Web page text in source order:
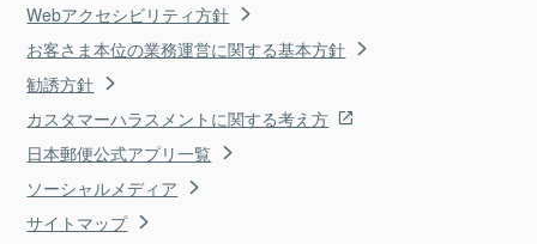
Webアクセシビリティ方針
お客さま本位の業務運営に関する基本方針
勧誘方針
カスタマーハラスメントに関する考え方
日本郵便公式アプリ一覧
ソーシャルメディア
サイトマップ